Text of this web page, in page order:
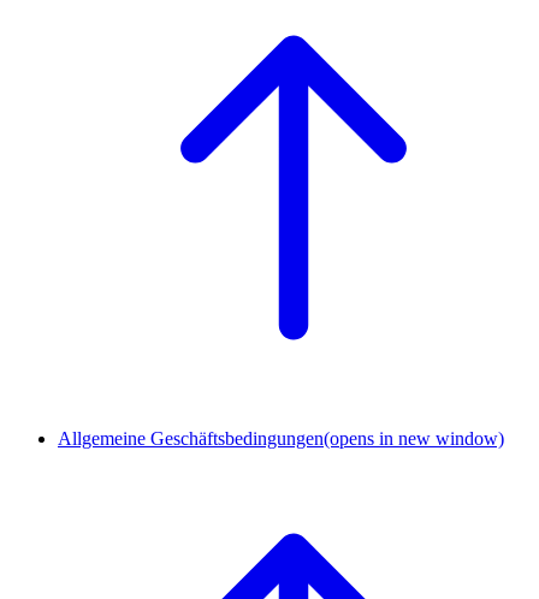
Allgemeine Geschäftsbedingungen(opens in new window)